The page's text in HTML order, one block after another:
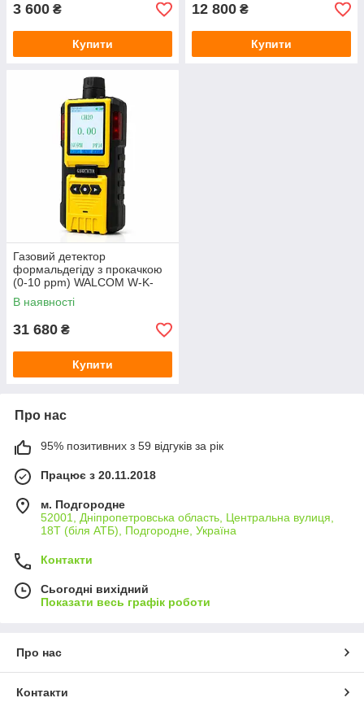
3 600 ₴
Купити
12 800 ₴
Купити
Газовий детектор
формальдегіду з прокачкою
(0-10 ppm) WALCOM W-K-
600 (CH2O)
В наявності
31 680 ₴
Купити
Про нас
95% позитивних з 59 відгуків за рік
Працює з 20.11.2018
м. Подгородне
52001, Дніпропетровська область, Центральна вулиця,
18Т (біля АТБ), Подгородне, Україна
Контакти
Сьогодні вихідний
Показати весь графік роботи
Про нас
Контакти